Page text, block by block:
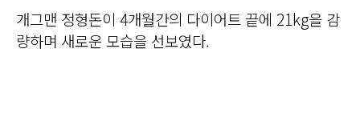
개그맨 정형돈이 4개월간의 다이어트 끝에 21kg을 감
량하며 새로운 모습을 선보였다.